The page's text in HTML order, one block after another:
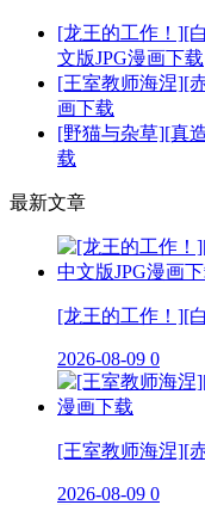
[龙王的工作！][
文版JPG漫画下载
[王室教师海涅][
画下载
[野猫与杂草][真
载
最新文章
[龙王的工作！][
2026-08-09 0
[王室教师海涅][
2026-08-09 0